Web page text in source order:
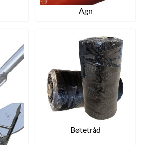
Agn
Bøtetråd